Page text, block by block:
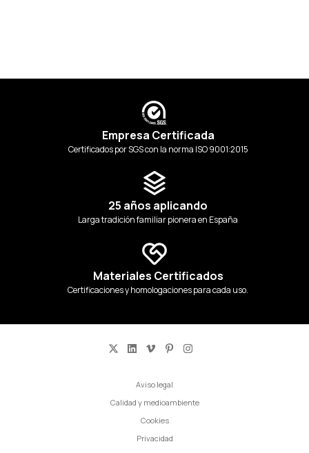
Empresa Certificada
Certificados por SGS con la norma ISO 9001:2015
25 años aplicando
Larga tradición familiar pionera en España
Materiales Certificados
Certificaciones y homologaciones para cada uso.
Aviso legal
Calidad y medioambiente
Cookies
Privacidad